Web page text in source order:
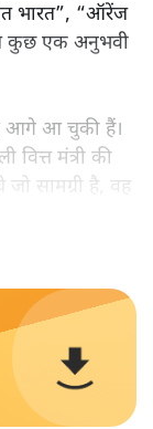
भारत”, “ऑरेंज
कुछ एक अनुभवी
आगे आ चुकी हैं।
वित्त मंत्री की
सामग्री है, वह